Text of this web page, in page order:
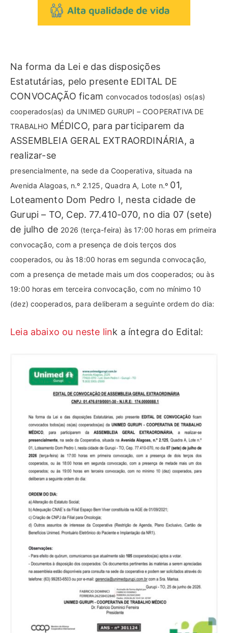
Na forma da Lei e das disposições
Estatutárias, pelo presente EDITAL DE
CONVOCAÇÃO ficamconvocados todos(as) os(as)
cooperados(as) da UNIMED GURUPI – COOPERATIVA DE
TRABALHO MÉDICO, para participarem da
ASSEMBLEIA GERAL EXTRAORDINÁRIA, a
realizar-se
presencialmente, na sede da Cooperativa, situada na
Avenida Alagoas, n.º 2.125, Quadra A, Lote n.º 01,
Loteamento Dom Pedro I, nesta cidade de
Gurupi – TO, Cep. 77.410-070, no dia 07 (sete)
de julho de 2026 (terça-feira) às 17:00 horas em primeira
convocação, com a presença de dois terços dos
cooperados, ou às 18:00 horas em segunda convocação,
com a presença de metade mais um dos cooperados; ou às
19:00 horas em terceira convocação, com no mínimo 10
(dez) cooperados, paradeliberam a seguinte ordem do dia:
Leia abaixo ou neste link a íntegra do Edital: